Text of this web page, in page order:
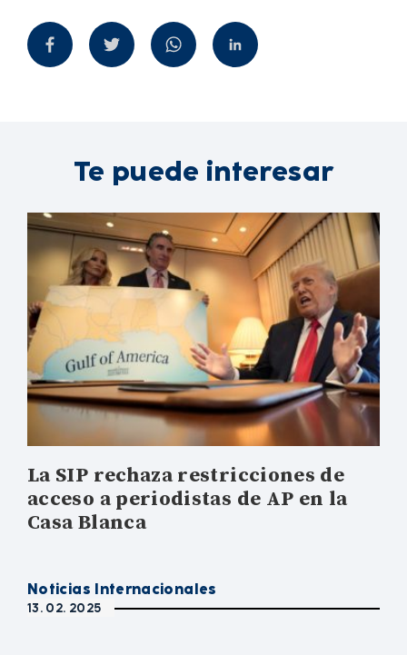
Te puede interesar
La SIP rechaza restricciones de
acceso a periodistas de AP en la
Casa Blanca
Noticias Internacionales
13. 02. 2025